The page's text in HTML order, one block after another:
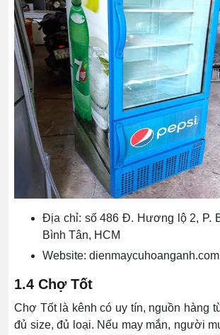
Địa chỉ: số 486 Đ. Hương lộ 2, P.
Bình Tân, HCM
Website: dienmaycuhoanganh.com
1.4 Chợ Tốt
Chợ Tốt là kênh có uy tín, nguồn hàng
đủ size, đủ loại. Nếu may mắn, người